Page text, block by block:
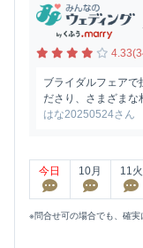
ブライダルフェアで
ださり、さまざまな
はな20250524さん
今日 10月 11火
※問合せ可の場合でも、確実